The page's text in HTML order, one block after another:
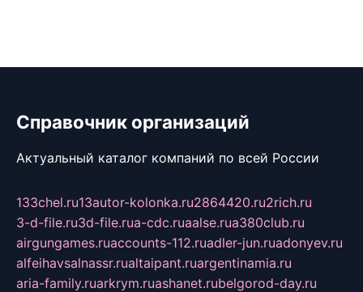
Справочник организаций
Актуальный каталог компаний по всей России
133chel.ru13autor-kolonka.ru2864420.ru2rich.ru
3-d-file.ru3d-file.rua-cdc.ruaalse.rua380club.ru
airgungames.ruaccounts-112.ruadler-jun.ruadonyev.ru
alfeihavsalnassr.rualtaipant.ruargentinamia.ru
aria-family.ruarkrym.ruashanet.rubelgorod-day.ru